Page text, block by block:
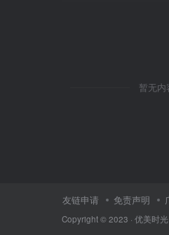
暂无内
友链申请 免责声明
Copyright © 2023 · 优美时光